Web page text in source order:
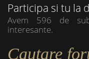
Participa si tu la
Avem 596 de
interesante.
Cautare